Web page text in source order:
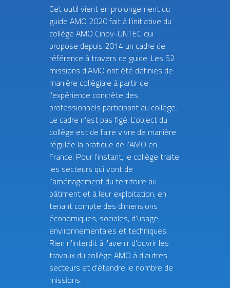
Cet outil vient en prolongement du
guide AMO 2020 fait à l'initiative du
collège AMO Cinov-UNTEC qui
propose depuis 2014 un cadre de
référence à travers ce guide. Les 52
missions d'AMO ont été définies de
manière collègiale à partir de
l'expérience concrète des
professionnels participant au collège.
Le cadre n'est pas figé. L'object du
collège est de faire vivre de manière
régulée la pratique de l'AMO en
France. Pour l'instant, le collège traite
les secteurs qui vont de
l'aménagement du territoire au
bâtiment et à leur exploitation, en
tenant compte des dimensions
économiques, sociales, d'usage,
environnementales et techniques.
Rien n'interdit à l'avenir d'ouvrir les
travaux du collège AMO à d'autres
secteurs et d'étendre le nombre de
missions.